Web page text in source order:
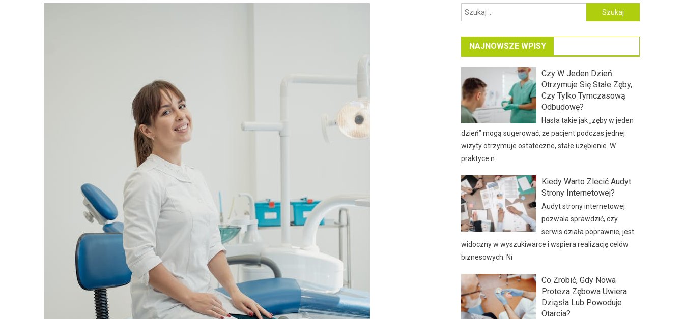
Szukaj:
NAJNOWSZE WPISY
Czy W Jeden Dzień
Otrzymuje Się Stałe Zęby,
Czy Tylko Tymczasową
Odbudowę?
Hasła takie jak „zęby w jeden
dzień” mogą sugerować, że pacjent podczas jednej
wizyty otrzymuje ostateczne, stałe uzębienie. W
praktyce n
Kiedy Warto Zlecić Audyt
Strony Internetowej?
Audyt strony internetowej
pozwala sprawdzić, czy
serwis działa poprawnie, jest
widoczny w wyszukiwarce i wspiera realizację celów
biznesowych. Ni
Co Zrobić, Gdy Nowa
Proteza Zębowa Uwiera
Dziąsła Lub Powoduje
Otarcia?